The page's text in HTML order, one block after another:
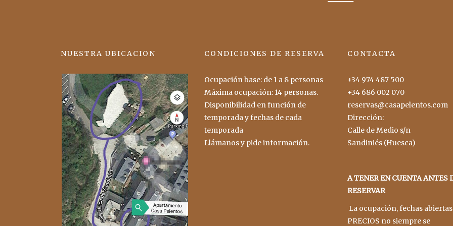
NUESTRA UBICACION CONDICIONES DE RESERVA
Ocupación base: de 1 a 8 personas
Máxima ocupación: 14 personas.
Disponibilidad en función de
temporada y fechas de cada
temporada
Llámanos y pide información.
CONTACTA
+34 974 487 500
+34 686 002 070
reservas@casapelentos.com
Dirección:
Calle de Medio s/n
Sandiniés (Huesca)
A TENER EN CUENTA ANTES
RESERVAR
La ocupación, fechas
PRECIOS no siempre se